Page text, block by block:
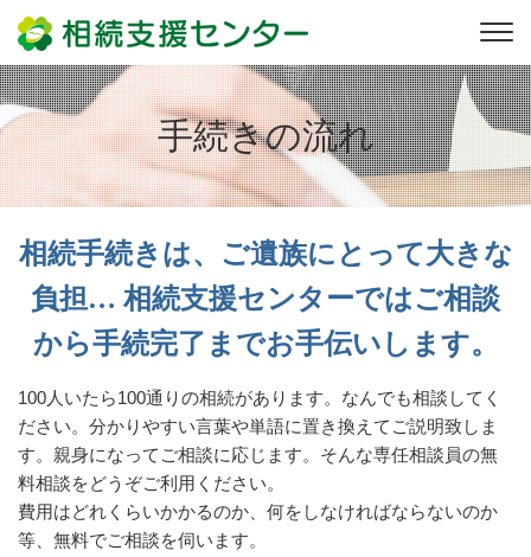
手続きの流れ
相続手続きは、ご遺族にとって大きな
負担… 相続支援センターではご相談
から手続完了までお手伝いします。
100人いたら100通りの相続があります。なんでも相談してく
ださい。分かりやすい言葉や単語に置き換えてご説明致しま
す。親身になってご相談に応じます。そんな専任相談員の無
料相談をどうぞご利用ください。
費用はどれくらいかかるのか、何をしなければならないのか
等、無料でご相談を伺います。